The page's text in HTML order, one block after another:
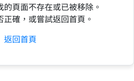
頁面不存在或已被移除。
確，或嘗試返回首頁。
返回首頁